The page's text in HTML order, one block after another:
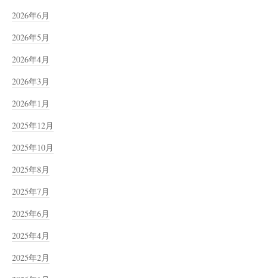
2026年6月
2026年5月
2026年4月
2026年3月
2026年1月
2025年12月
2025年10月
2025年8月
2025年7月
2025年6月
2025年4月
2025年2月